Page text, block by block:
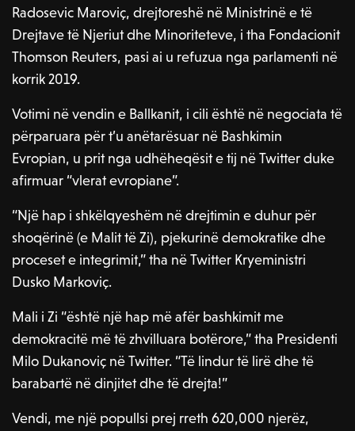
Radosevic Maroviç, drejtoreshë në Ministrinë e të
Drejtave të Njeriut dhe Minoriteteve, i tha Fondacionit
Thomson Reuters, pasi ai u refuzua nga parlamenti në
korrik 2019.
Votimi në vendin e Ballkanit, i cili është në negociata të
përparuara për t’u anëtarësuar në Bashkimin
Evropian, u prit nga udhëheqësit e tij në Twitter duke
afirmuar “vlerat evropiane”.
“Një hap i shkëlqyeshëm në drejtimin e duhur për
shoqërinë (e Malit të Zi), pjekurinë demokratike dhe
proceset e integrimit,” tha në Twitter Kryeministri
Dusko Markoviç.
Mali i Zi “është një hap më afër bashkimit me
demokracitë më të zhvilluara botërore,” tha Presidenti
Milo Dukanoviç në Twitter. “Të lindur të lirë dhe të
barabartë në dinjitet dhe të drejta!”
Vendi, me një popullsi prej rreth 620,000 njerëz,